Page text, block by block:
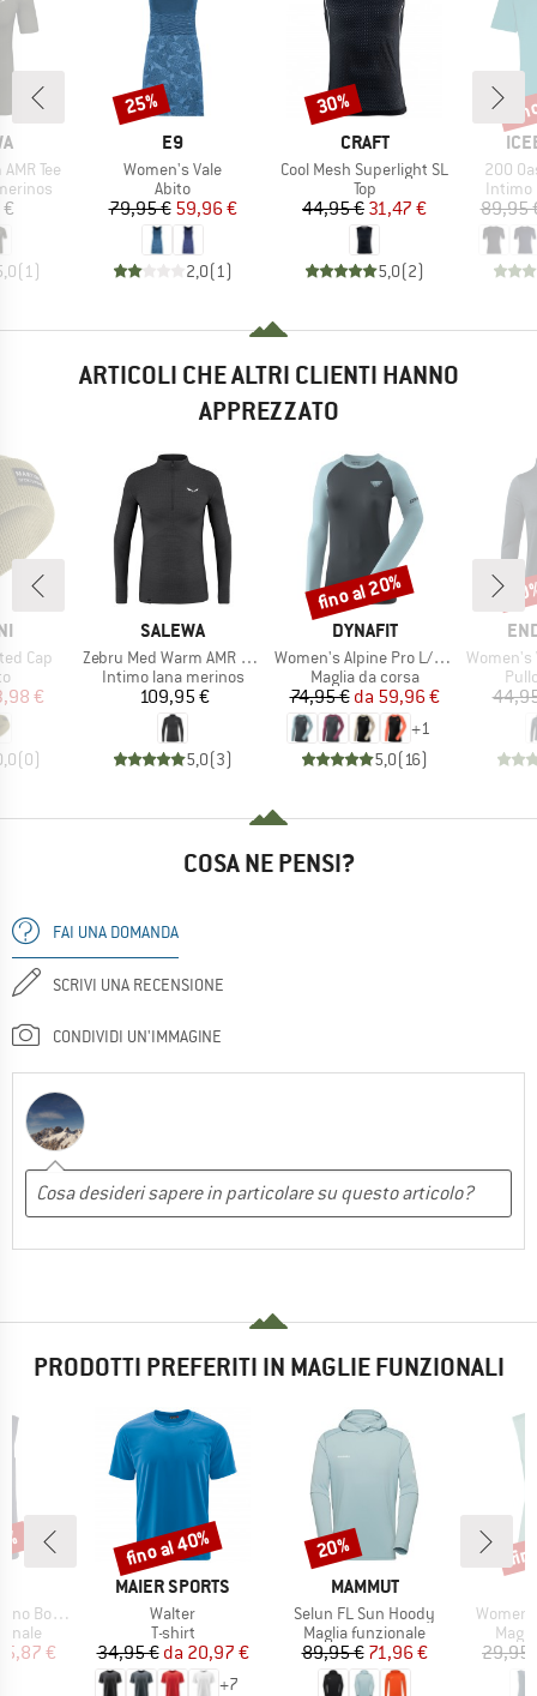
Tee
(1 )
MARCHIO
E9
Articolo
Women's Vale
Gruppo di prodotti
Abito
Prezzo
79,95 €Prezzo ridotto
59,96 €
2,0(1 )
Sconto
25%
MARCHIO
CRAFT
Articolo
Cool Mesh Superlight SL
Gruppo di prodotti
Top
Prezzo
44,95 €Prezzo ridotto
31,47 €
5,0(2)
Sconto
30%
Articolo
200
Intimo
89,95
ARTICOLI CHE ALTRI CLIENTI HANNO
APPREZZATO
Cap
prodotti
ridotto
€
(0)
MARCHIO
SALEWA
Articolo
Zebru Med Warm AMR Half Zip Tee
Gruppo di prodotti
Intimo lana merinos
Prezzo
109,95 €
5,0(3)
MARCHIO
DYNAFIT
Articolo
Women's Alpine Pro L/S Tee
Gruppo di prodotti
Maglia da corsa
Prezzo
74,95 € Prezzo ridotto
da 59,96 €
+1
5,0(16)
Sconto
fino al 20%
Articolo
Women's Vironic
COSA NE PENSI?
FAI UNA DOMANDA
SCRIVI UNA RECENSIONE
CONDIVIDI UN'IMMAGINE
PRODOTTI PREFERITI IN MAGLIE FUNZIONALI
Tank
ridotto
€
MARCHIO
MAIER SPORTS
Articolo
Walter
Gruppo di prodotti
T-shirt
Prezzo
34,95 € Prezzo ridotto
da 20,97 €
+7
Sconto
fino al 40%
MARCHIO
MAMMUT
Articolo
Selun FL Sun Hoody
Gruppo di prodotti
Maglia funzionale
Prezzo
89,95 €Prezzo ridotto
71,96 €
Sconto
20%
Articolo
29,95